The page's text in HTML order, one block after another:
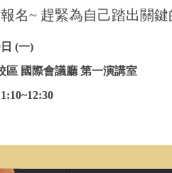
名~ 趕緊為自己踏出關鍵
日 (一)
區 國際會議廳 第一演講室